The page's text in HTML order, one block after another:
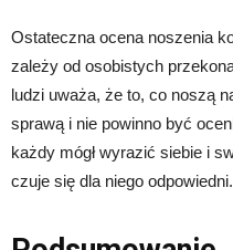
Ostateczna ocena noszenia
zależy od osobistych
ludzi uważa, że to, co noszą
sprawą i nie powinno być
każdy mógł wyrazić siebie i
czuje się dla niego odpowiedni.